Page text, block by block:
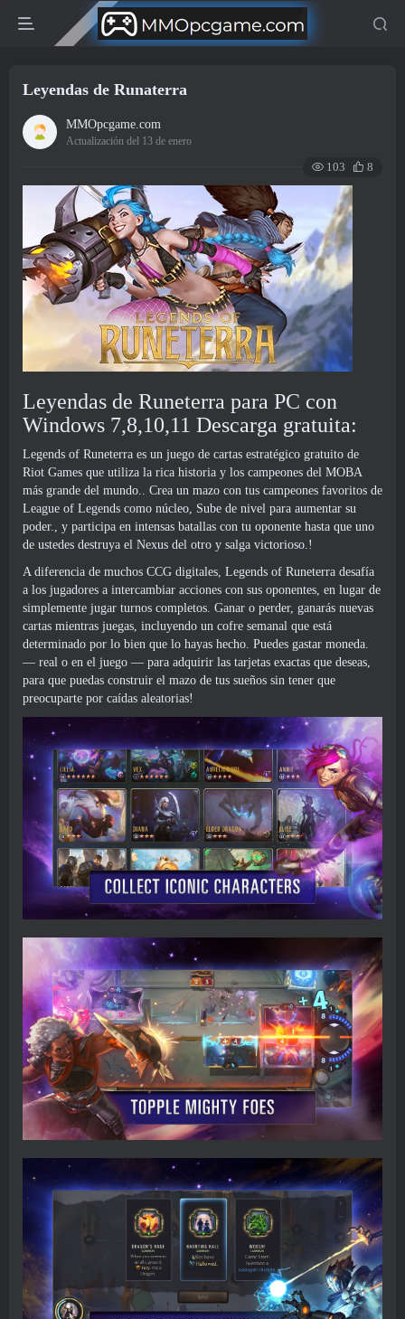
Leyendas de Runaterra
MMOpcgame.com
Actualización del 13 de enero
103 8
Leyendas de Runeterra para PC con
Windows 7,8,10,11 Descarga gratuita:
Legends of Runeterra es un juego de cartas estratégico gratuito de
Riot Games que utiliza la rica historia y los campeones del MOBA
más grande del mundo.. Crea un mazo con tus campeones favoritos de
League of Legends como núcleo, Sube de nivel para aumentar su
poder., y participa en intensas batallas con tu oponente hasta que uno
de ustedes destruya el Nexus del otro y salga victorioso.!
A diferencia de muchos CCG digitales, Legends of Runeterra desafía
a los jugadores a intercambiar acciones con sus oponentes, en lugar de
simplemente jugar turnos completos. Ganar o perder, ganarás nuevas
cartas mientras juegas, incluyendo un cofre semanal que está
determinado por lo bien que lo hayas hecho. Puedes gastar moneda.
— real o en el juego — para adquirir las tarjetas exactas que deseas,
para que puedas construir el mazo de tus sueños sin tener que
preocuparte por caídas aleatorias!